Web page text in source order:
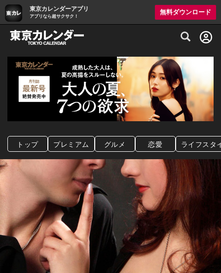
東京カレンダーアプリ
アプリなら超サクサク！
無料ダウンロード
グルメ情報・プレミアムレストラン予約
トップ プレミアム グルメ 恋愛 ライフスタ